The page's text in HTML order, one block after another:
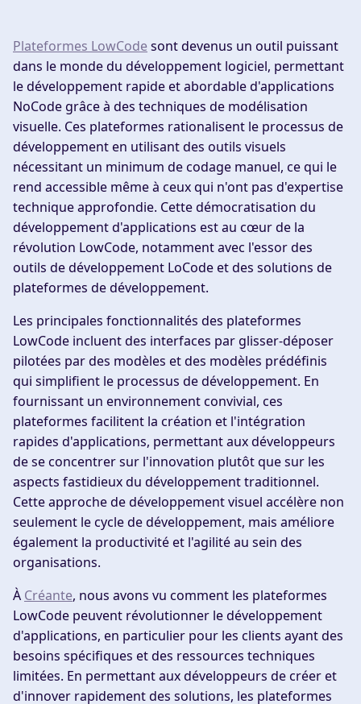
Plateformes LowCodesont devenus un outil puissant
dans le monde du développement logiciel, permettant
le développement rapide et abordable d'applications
NoCode grâce à des techniques de modélisation
visuelle. Ces plateformes rationalisent le processus de
développement en utilisant des outils visuels
nécessitant un minimum de codage manuel, ce qui le
rend accessible même à ceux qui n'ont pas d'expertise
technique approfondie. Cette démocratisation du
développement d'applications est au cœur de la
révolution LowCode, notamment avec l'essor des
outils de développement LoCode et des solutions de
plateformes de développement.
Les principales fonctionnalités des plateformes
LowCode incluent des interfaces par glisser-déposer
pilotées par des modèles et des modèles prédéfinis
qui simplifient le processus de développement. En
fournissant un environnement convivial, ces
plateformes facilitent la création et l'intégration
rapides d'applications, permettant aux développeurs
de se concentrer sur l'innovation plutôt que sur les
aspects fastidieux du développement traditionnel.
Cette approche de développement visuel accélère non
seulement le cycle de développement, mais améliore
également la productivité et l'agilité au sein des
organisations.
À Créante, nous avons vu comment les plateformes
LowCode peuvent révolutionner le développement
d'applications, en particulier pour les clients ayant des
besoins spécifiques et des ressources techniques
limitées. En permettant aux développeurs de créer et
d'innover rapidement des solutions, les plateformes